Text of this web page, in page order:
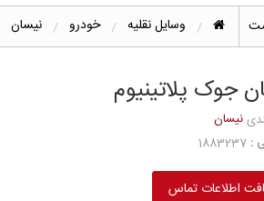
وسایل نقلیه خودرو نیسان
جوک‏ پلاتینیوم
نیسان
:
1883237
اطلاعات تماس